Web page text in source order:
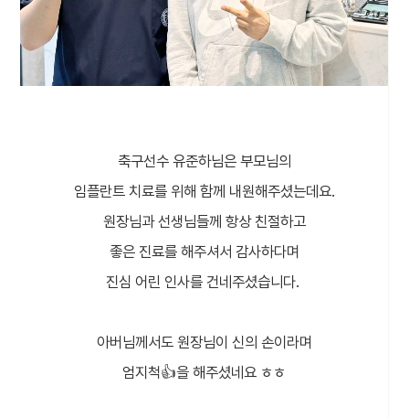
축구선수 유준하님은 부모님의
임플란트 치료를 위해 함께 내원해주셨는데요.
원장님과 선생님들께 항상 친절하고
좋은 진료를 해주셔서 감사하다며
진심 어린 인사를 건네주셨습니다.
아버님께서도 원장님이 신의 손이라며
엄지척👍을 해주셨네요 ㅎㅎ